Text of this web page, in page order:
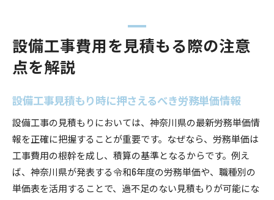
設備工事費用を見積もる際の注意
点を解説
設備工事見積もり時に押さえるべき労務単価情報
設備工事の見積もりにおいては、神奈川県の最新労務単価情
報を正確に把握することが重要です。なぜなら、労務単価は
工事費用の根幹を成し、積算の基準となるからです。例え
ば、神奈川県が発表する令和6年度の労務単価や、職種別の
単価表を活用することで、過不足のない見積もりが可能にな